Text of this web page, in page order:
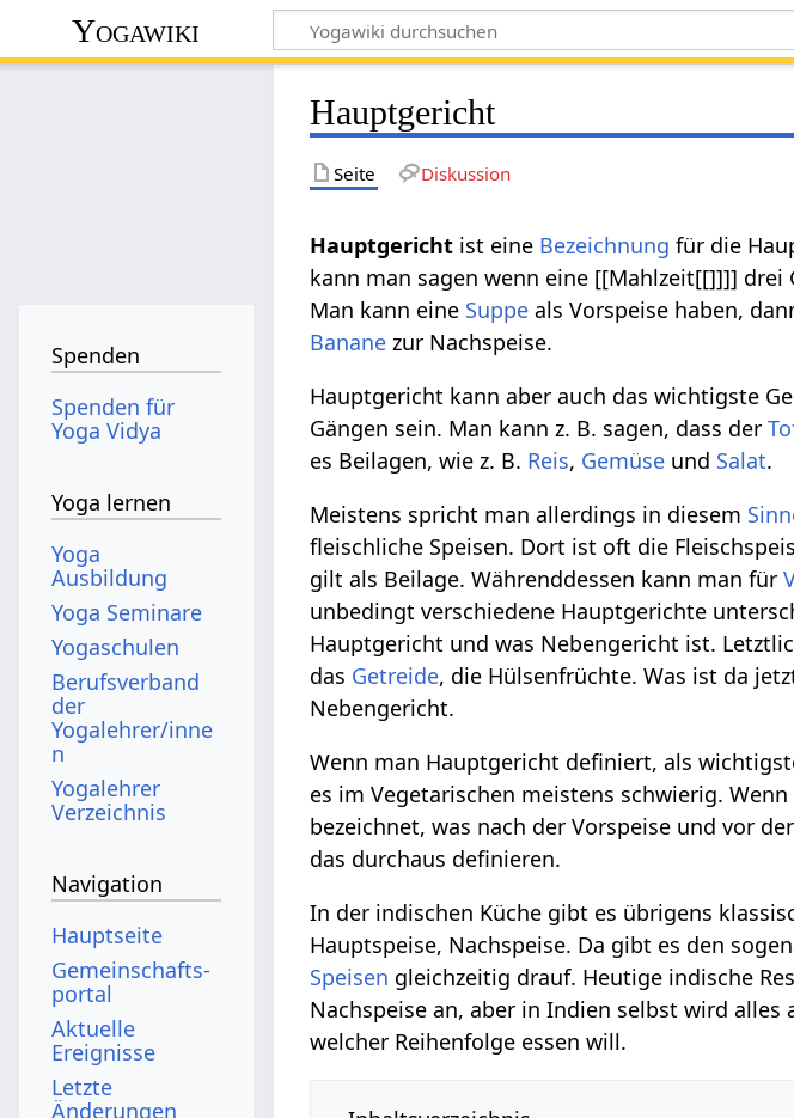
Yogawiki
Hauptgericht
Seite Diskussion
ist eine Bezeichnung für die
kann man sagen wenn eine [[Mahlzeit[[]]]]
Man kann eine Suppe als Vorspeise haben,
Banane zur Nachspeise.
Hauptgericht kann aber auch das wichtigste
Gängen sein. Man kann z. B. sagen, dass der
es Beilagen, wie z. B. Reis, Gemüse und Salat.
Meistens spricht man allerdings in diesem
fleischliche Speisen. Dort ist oft die
gilt als Beilage. Währenddessen kann man für
unbedingt verschiedene Hauptgerichte
Hauptgericht und was Nebengericht ist.
das Getreide, die Hülsenfrüchte. Was ist da
Nebengericht.
Wenn man Hauptgericht definiert, als
es im Vegetarischen meistens schwierig.
bezeichnet, was nach der Vorspeise und vor
das durchaus definieren.
In der indischen Küche gibt es übrigens
Hauptspeise, Nachspeise. Da gibt es den
Speisen gleichzeitig drauf. Heutige indische
Nachspeise an, aber in Indien selbst wird
welcher Reihenfolge essen will.
Spenden
Spenden für
Yoga Vidya
Yoga lernen
Yoga
Ausbildung
Yoga Seminare
Yogaschulen
Berufsverband
der
Yogalehrer/inne
n
Yogalehrer
Verzeichnis
Navigation
Hauptseite
Gemeinschafts­
portal
Aktuelle
Ereignisse
Letzte
Änderungen